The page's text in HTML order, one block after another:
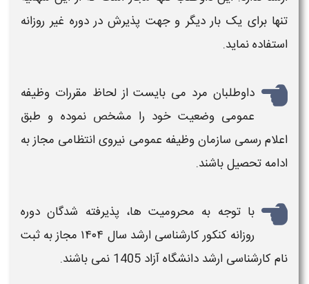
تنها برای یک بار دیگر و جهت پذیرش در دوره غیر روزانه
استفاده نماید.
داوطلبان مرد می بایست از لحاظ مقررات وظیفه
عمومی وضعیت خود را مشخص نموده و طبق
اعلام رسمی سازمان وظیفه عمومی نیروی انتظامی مجاز به
ادامه تحصیل باشند.
با توجه به محرومیت ها، پذیرفته شدگان دوره
روزانه کنکور کارشناسی ارشد سال ۱۴۰۴ مجاز به ثبت
نام کارشناسی ارشد دانشگاه آزاد 1405
نمی باشند.